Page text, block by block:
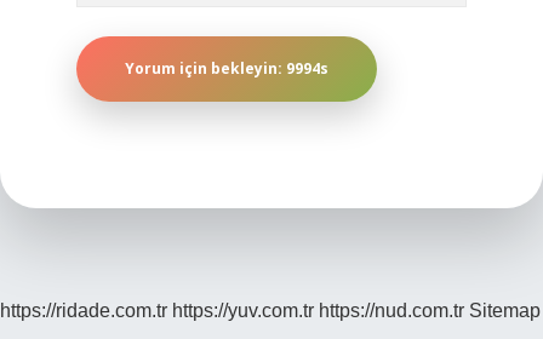
https://ridade.com.tr https://yuv.com.tr https://nud.com.tr Sitemap